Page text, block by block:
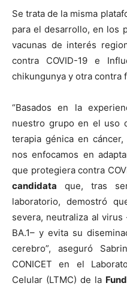
Se trata de la misma
para el desarrollo, en los
vacunas de interés
contra COVID-19 e
chikungunya y otra contra
“Basados en la
nuestro grupo en el uso
terapia génica en
nos enfocamos en
que protegiera contra
candidata que, tras
laboratorio, demostró
severa, neutraliza al
BA.1– y evita su
cerebro”, aseguró
CONICET en el
Celular (LTMC) de la